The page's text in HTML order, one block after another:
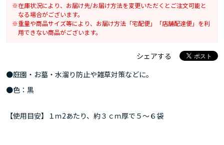
在庫状況により、お届け先/お届け方法を変更いただくとご注文可能と
なる場合がございます。
重量や商品サイズ等により、お届け方法「宅配便」「店舗配達便」を利
用できない商品がございます。
シェアする
●庭園・お墓・水溜り防止や雑草対策などに。
●色：黒
【使用目安】１ｍ2あたり、約３ｃｍ厚で５～６袋